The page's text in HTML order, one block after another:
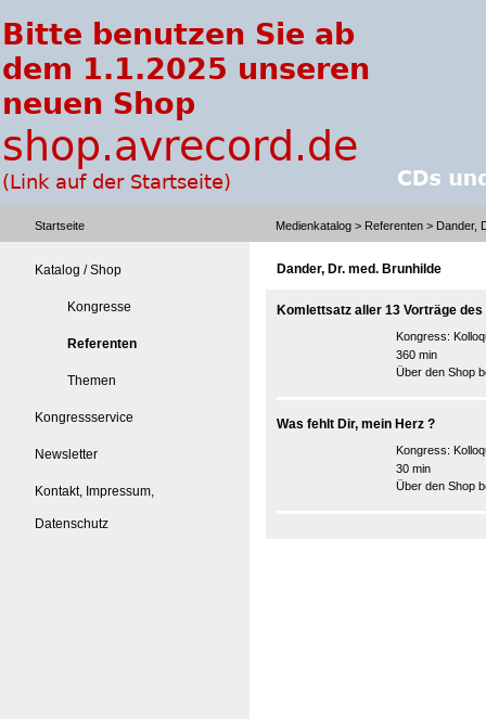
Startseite Medienkatalog > Referenten > Dander,
Katalog / Shop
Kongresse
Referenten
Themen
Kongressservice
Newsletter
Kontakt, Impressum,
Datenschutz
Dander, Dr. med. Brunhilde
Komlettsatz aller 13 Vorträge
Kongress:
360 min
Über den Shop
Was fehlt Dir, mein Herz ?
Kongress:
30 min
Über den Shop